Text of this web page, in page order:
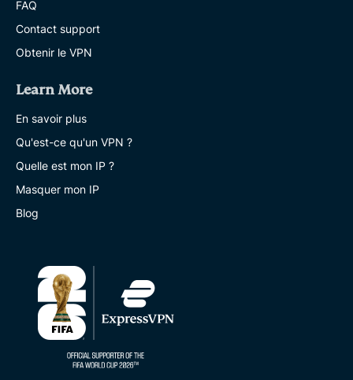
FAQ
Contact support
Obtenir le VPN
Learn More
En savoir plus
Qu'est-ce qu'un VPN ?
Quelle est mon IP ?
Masquer mon IP
Blog